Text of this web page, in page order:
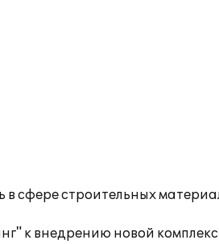
строительных
к внедрению новой